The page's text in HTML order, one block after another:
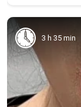
3 h 35 min